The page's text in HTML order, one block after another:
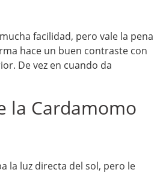
facilidad, pero vale la pena
hace un buen contraste con
De vez en cuando da
la Cardamomo
la luz directa del sol, pero le